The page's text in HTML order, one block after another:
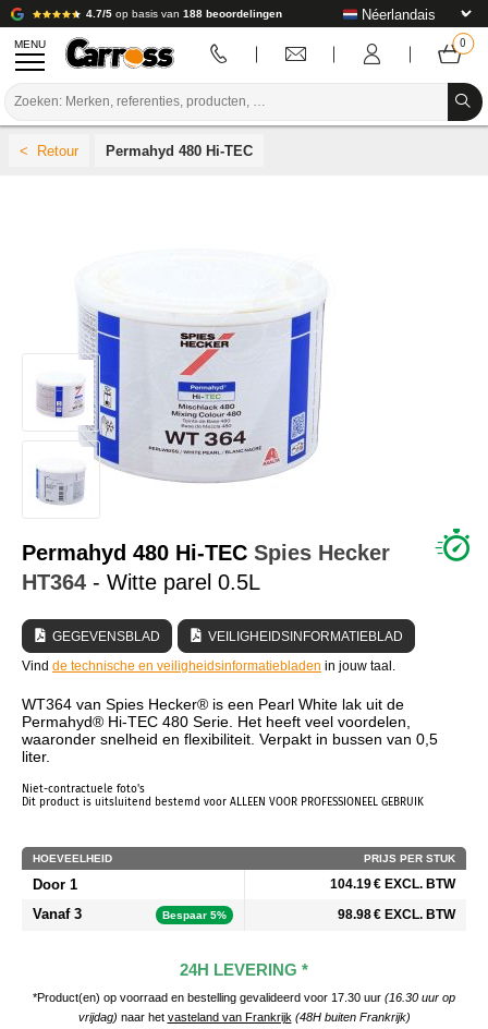
4.7/5 op basis van 188 beoordelingen
MENU
VERBRUIKSARTIKELEN VOOR CARROSSERIE
GEREEDSCHAP VOOR CARROSSERIE
UITRUSTING VOOR CARROSSERIE
LABORATORIUMINSTALLATIE
HANDLEIDING & ADVIES
Permahyd 480 Hi-TEC
Permahyd 480 Hi-TEC Spies Hecker
HT364 - Witte parel 0.5L
GEGEVENSBLAD
VEILIGHEIDSINFORMATIEBLAD
Vind de technische en veiligheidsinformatiebladen in jouw taal.
WT364 van Spies Hecker® is een Pearl White lak uit de
Permahyd® Hi-TEC 480 Serie. Het heeft veel voordelen,
waaronder snelheid en flexibiliteit. Verpakt in bussen van 0,5
liter.
Niet-contractuele foto's
Dit product is uitsluitend bestemd voor ALLEEN VOOR PROFESSIONEEL GEBRUIK
HOEVEELHEID PRIJS PER STUK
Door 1 104.19 € EXCL. BTW
Vanaf 3 Bespaar 5% 98.98 € EXCL. BTW
24H LEVERING *
*Product(en) op voorraad en bestelling gevalideerd voor 17.30 uur (16.30 uur op
vrijdag) naar het vasteland van Frankrijk (48H buiten Frankrijk)